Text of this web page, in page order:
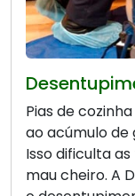
Pias de
ao acúmulo de
Isso dificulta
mau cheiro. A